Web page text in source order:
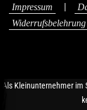
Impressum
Widerrufsbelehrung
Als Kleinunternehmer im